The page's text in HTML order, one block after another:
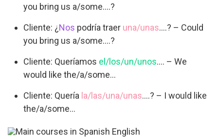
you bring us a/some….?
Cliente: ¿Nos podría traer una/unas….? – Could
you bring us a/some….?
Cliente: Queríamos el/los/un/unos…. – We
would like the/a/some…
Cliente: Quería la/las/una/unas….? – I would like
the/a/some…